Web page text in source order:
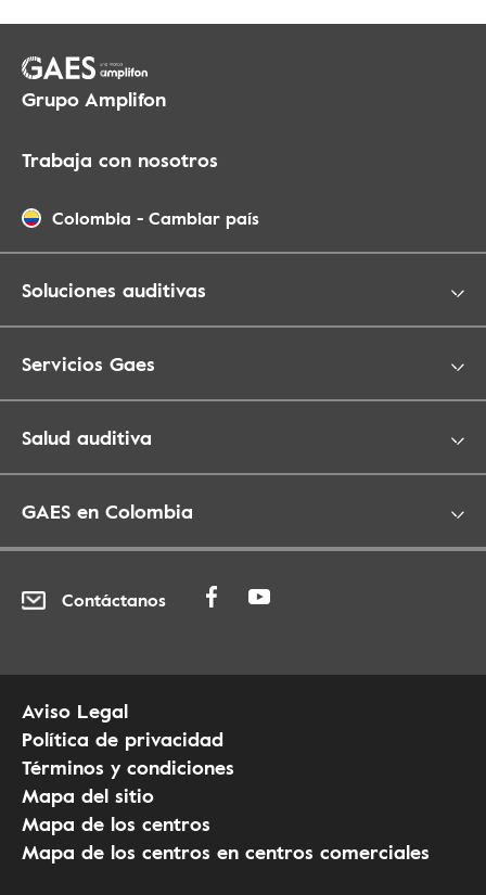
Grupo Amplifon
Trabaja con nosotros
Colombia - Cambiar país
Soluciones auditivas
Servicios Gaes
Salud auditiva
GAES en Colombia
Contáctanos
Aviso Legal
Política de privacidad
Términos y condiciones
Mapa del sitio
Mapa de los centros
Mapa de los centros en centros comerciales